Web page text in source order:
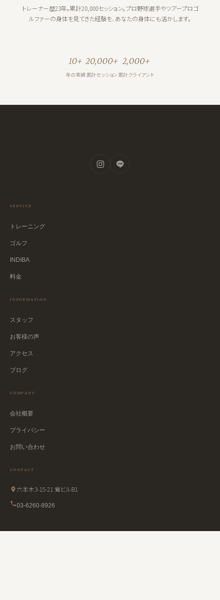
トレーナー歴23年。累計20,000セッション。プロ野球選手やツアープロゴ
ルファーの身体を見てきた経験を、あなたの身体にも活かします。
10+
年の実績
20,000+
累計セッション
2,000+
累計クライアント
SERVICE
トレーニング
ゴルフ
INDIBA
料金
INFORMATION
スタッフ
お客様の声
アクセス
ブログ
COMPANY
会社概要
プライバシー
お問い合わせ
CONTACT
六本木3-15-21 鶯ビルB1
03-6260-8926